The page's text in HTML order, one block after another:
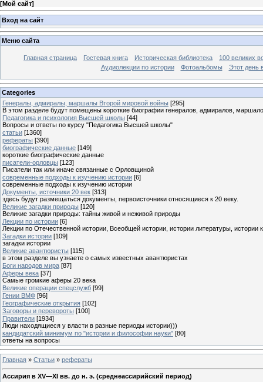
[Мой сайт]
Вход на сайт
Меню сайта
Главная страница Гостевая книга Историческая библиотека
100 великих
Аудиолекции по истории
Фотоальбомы Этот день
Categories
Генералы, адмиралы, маршалы Второй мировой войны [295]
В этом разделе будут помещены короткие биографии генералов, адмиралов,
Педагогика и психология Высшей школы [44]
Вопросы и ответы по курсу "Педагогика Высшей школы"
статьи [1360]
рефераты [390]
биографические данные [149]
короткие биографические данные
писатели-орловцы [123]
Писатели так или иначе связанные с Орловщиной
современные подходы к изучению истории [6]
современные подходы к изучению истории
Документы, источники 20 век [313]
здесь будут размещаться документы, первоисточники относящиеся к 20 веку.
Великие загадки природы [120]
Великие загадки природы: тайны живой и неживой природы
Лекции по истории [6]
Лекции по Отечественной истории, Всеобщей истории, истории литературы, истории
Загадки истории [109]
загадки истории
Великие авантюристы [115]
в этом разделе вы узнаете о самых известных авантюристах
Боги народов мира [87]
Аферы века [37]
Самые громкие аферы 20 века
Великие операции спецслужб [99]
Гении ВМФ [96]
Географические открытия [102]
Заговоры и перевороты [100]
Правители [1934]
Люди находящиеся у власти в разные периоды истории)))
кандидатский минимум по "истории и философии науки" [80]
ответы на вопросы
Главная » Статьи » рефераты
Ассирия в XV—XI вв. до н. э. (среднеассирийский период)